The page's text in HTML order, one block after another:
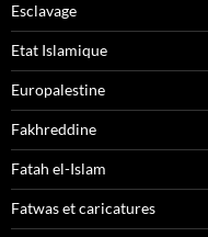
Esclavage
Etat Islamique
Europalestine
Fakhreddine
Fatah el-Islam
Fatwas et caricatures